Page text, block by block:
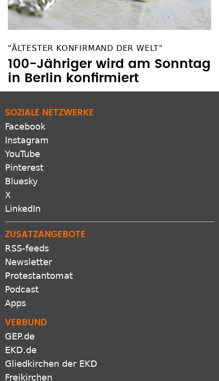
"ÄLTESTER KONFIRMAND DER WELT"
100-Jähriger wird am Sonntag
in Berlin konfirmiert
SOZIALE NETZWERKE
Facebook
Instagram
YouTube
Pinterest
Bluesky
X
LinkedIn
ZUSATZANGEBOTE
RSS-feeds
Newsletter
Protestantomat
Podcast
Apps
VERBUND
GEP.de
EKD.de
Gliedkirchen der EKD
Freikirchen